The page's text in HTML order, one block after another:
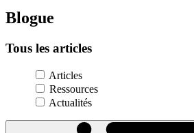
Blogue
Tous les articles
Articles
Ressources
Actualités